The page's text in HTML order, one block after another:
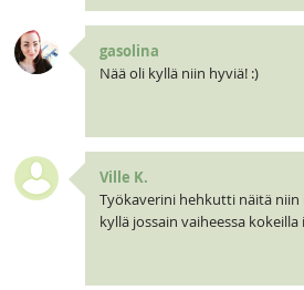
gasolina
Nää oli kyllä niin hyviä! :)
Ville K.
Työkaverini hehkutti näitä
kyllä jossain vaiheessa kokeilla